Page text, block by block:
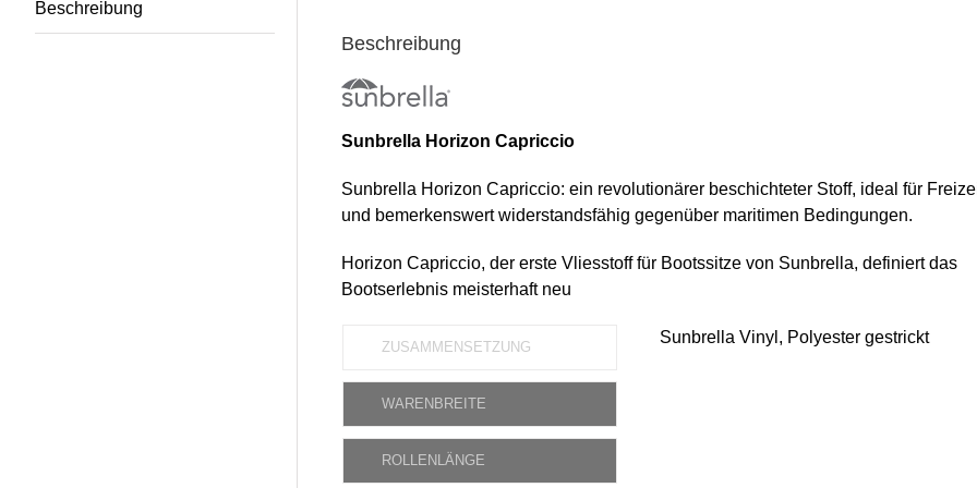
Beschreibung
Beschreibung
Sunbrella Horizon Capriccio
Sunbrella Horizon Capriccio: ein revolutionärer beschichteter Stoff, ideal für
und bemerkenswert widerstandsfähig gegenüber maritimen Bedingungen.
Horizon Capriccio, der erste Vliesstoff für Bootssitze von Sunbrella, definiert das
Bootserlebnis meisterhaft neu
ZUSAMMENSETZUNG
WARENBREITE
ROLLENLÄNGE
Sunbrella Vinyl, Polyester gestrickt